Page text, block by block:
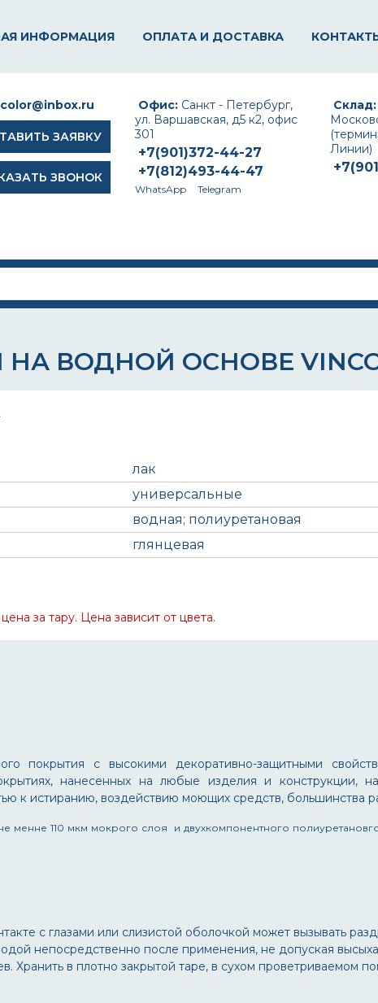
ИНФОРМАЦИЯ ОПЛАТА И ДОСТАВКА
Склад:
Линии)
Офис: Санкт - Петербург,
ул. Варшавская, д5 к2, офис
301
+7(901)372-44-27
+7(812)493-44-47
WhatsApp Telegram
ЗАЯВКУ
ЗВОНОК
ВОДНОЙ ОСНОВЕ
лак
универсальные
водная; полиуретановая
глянцевая
за тару. Цена зависит от цвета.
покрытия с высокими декоративно-защитными
нанесенных на любые изделия и конструкции,
к истиранию, воздействию моющих средств, большинства
менне 110 мкм мокрого слоя и двухкомпонентного
с глазами или слизистой оболочкой может вызывать
непосредственно после применения, не допуская
Хранить в плотно закрытой таре, в сухом проветриваемом